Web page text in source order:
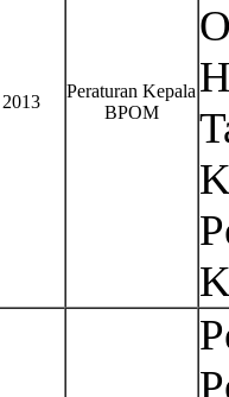
2013
Peraturan Kepala
BPOM